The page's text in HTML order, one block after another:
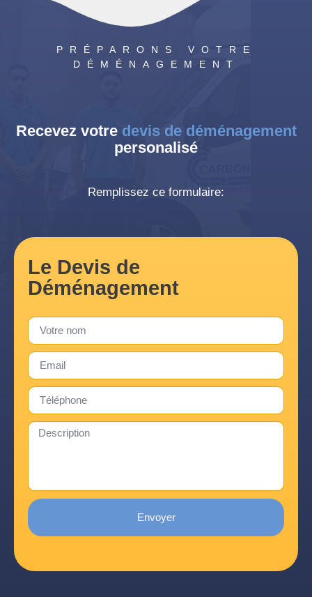
PRÉPARONS VOTRE
DÉMÉNAGEMENT
Recevez votre devis de déménagement
personalisé
Remplissez ce formulaire:
Le Devis de
Déménagement
Envoyer